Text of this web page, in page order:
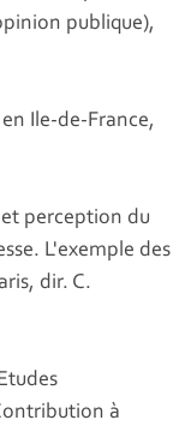
publique),
Ile-de-France,
perception du
L'exemple des
dir. C.
à